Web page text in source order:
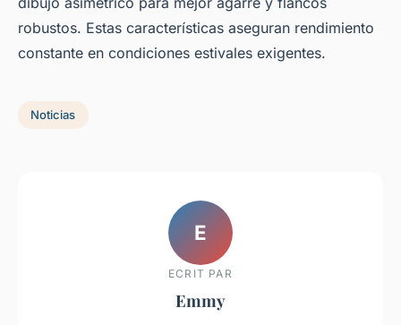
robustos. Estas características aseguran rendimiento
constante en condiciones estivales exigentes.
Noticias
E
ECRIT PAR
Emmy